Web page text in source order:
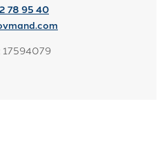
78 95 40
17594079